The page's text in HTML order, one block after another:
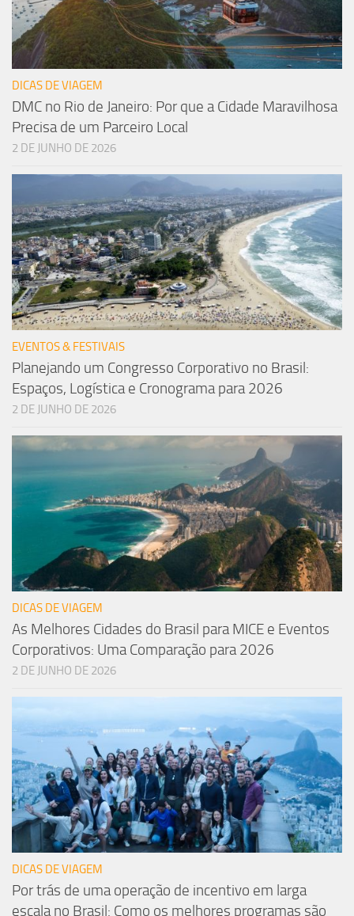
DICAS DE VIAGEM
DMC no Rio de Janeiro: Por que a Cidade Maravilhosa
Precisa de um Parceiro Local
2 DE JUNHO DE 2026
EVENTOS & FESTIVAIS
Planejando um Congresso Corporativo no Brasil:
Espaços, Logística e Cronograma para 2026
2 DE JUNHO DE 2026
DICAS DE VIAGEM
As Melhores Cidades do Brasil para MICE e Eventos
Corporativos: Uma Comparação para 2026
2 DE JUNHO DE 2026
DICAS DE VIAGEM
Por trás de uma operação de incentivo em larga
escala no Brasil: Como os melhores programas são